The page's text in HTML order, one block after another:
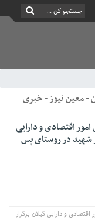
- معین نیوز - خبری
امور اقتصادی و دارایی
شهید در روستای پس
اقتصادی و دارایی گیلان برگزار